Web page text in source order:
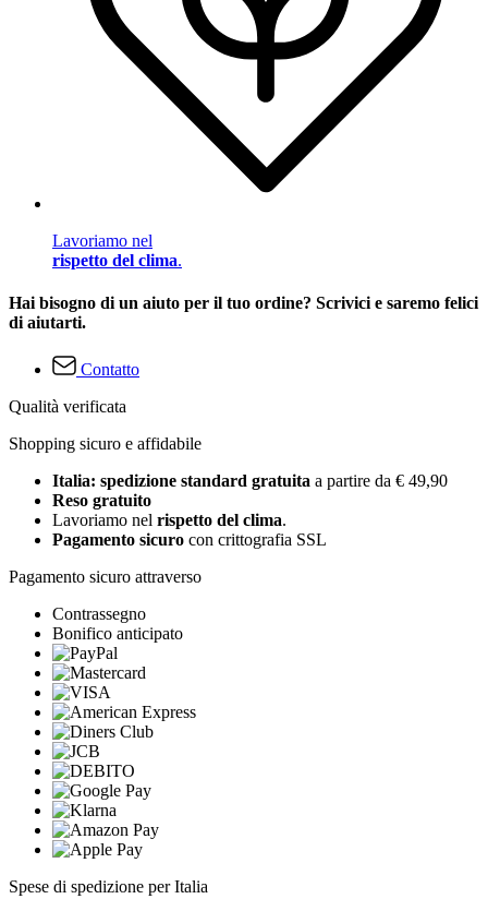
Lavoriamo nel
rispetto del clima.
Hai bisogno di un aiuto per il tuo ordine? Scrivici e saremo felici
di aiutarti.
Contatto
Qualità verificata
Shopping sicuro e affidabile
Italia: spedizione standard gratuita a partire da € 49,90
Reso gratuito
Lavoriamo nel rispetto del clima.
Pagamento sicuro con crittografia SSL
Pagamento sicuro attraverso
Contrassegno
Bonifico anticipato
Spese di spedizione per Italia